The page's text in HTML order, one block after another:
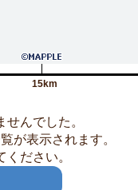
15km
んでした。
が表示されます。
ださい。